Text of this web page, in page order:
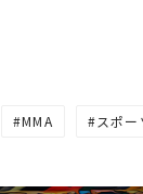
MMA スポー